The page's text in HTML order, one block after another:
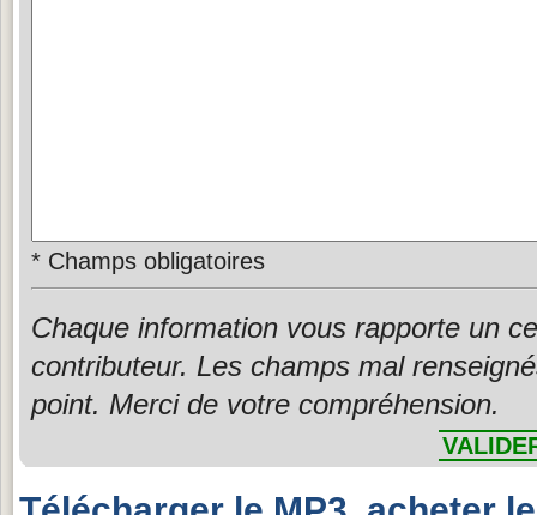
* Champs obligatoires
Chaque information vous rapporte un
contributeur. Les champs mal
point. Merci de votre compréhension.